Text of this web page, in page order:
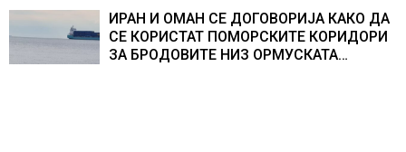
ИРАН И ОМАН СЕ ДОГОВОРИЈА КАКО ДА
СЕ КОРИСТАТ ПОМОРСКИТЕ КОРИДОРИ
ЗА БРОДОВИТЕ НИЗ ОРМУСКАТА